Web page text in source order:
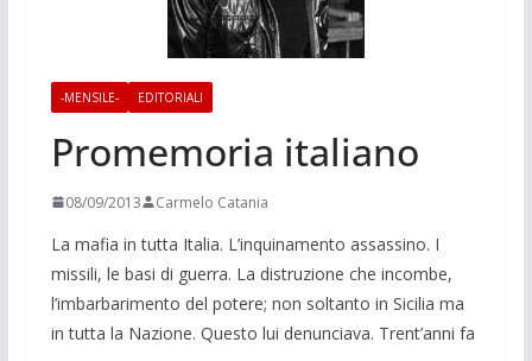
-MENSILE- EDITORIALI
Promemoria italiano
08/09/2013 Carmelo Catania
La mafia in tutta Italia. L’inquinamento assassino. I
missili, le basi di guerra. La distruzione che incombe,
l’imbarbarimento del potere; non soltanto in Sicilia ma
in tutta la Nazione. Questo lui denunciava. Trent’anni fa